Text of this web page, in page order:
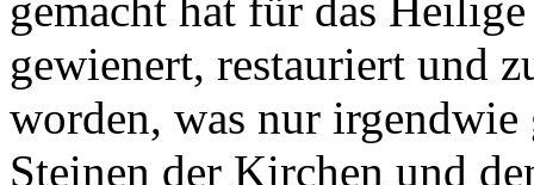
gewienert, restauriert und
worden, was nur irgendwie
Steinen der Kirchen und